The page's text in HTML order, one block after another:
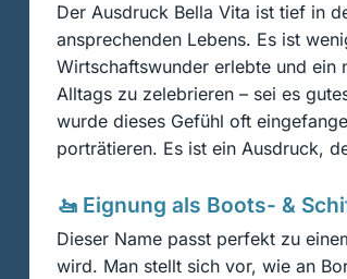
Der Ausdruck Bella Vita ist tief in
ansprechenden Lebens. Es ist
Wirtschaftswunder erlebte und ein
Alltags zu zelebrieren – sei es
wurde dieses Gefühl oft
porträtieren. Es ist ein Ausdruck,
🚤 Eignung als Boots- &
Dieser Name passt perfekt zu
wird. Man stellt sich vor, wie an